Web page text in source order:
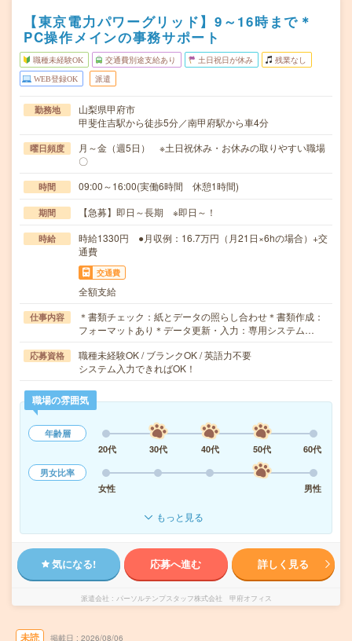
【東京電力パワーグリッド】9～16時まで＊
PC操作メインの事務サポート
職種未経験OK 交通費別途支給あり 土日祝日が休み 残業なし
WEB登録OK 派遣
勤務地
山梨県甲府市
甲斐住吉駅から徒歩5分／南甲府駅から車4分
曜日頻度
月～金（週5日） ※土日祝休み・お休みの取りやすい職場
〇
時間 09:00～16:00(実働6時間 休憩1時間)
期間 【急募】即日～長期 ※即日～！
時給
時給1330円 ●月収例：16.7万円（月21日×6hの場合）+交
通費
交通費
全額支給
仕事内容
＊書類チェック：紙とデータの照らし合わせ＊書類作成：
フォーマットあり＊データ更新・入力：専用システム…
応募資格
職種未経験OK / ブランクOK / 英語力不要
システム入力できればOK！
職場の雰囲気
年齢層
20代
30代 40代 50代
60代
男女比率
女性
男性
もっと見る
気になる! 応募へ進む 詳しく見る
派遣会社 パーソルテンプスタッフ株式会社 甲府オフィス
未読 掲載日 2026/08/06